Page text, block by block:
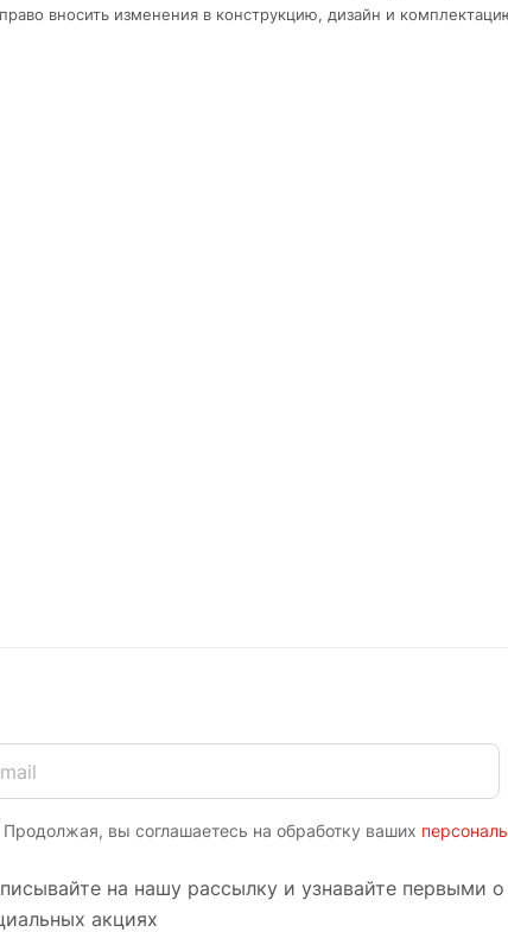
вносить изменения в конструкцию, дизайн и
Продолжая, вы соглашаетесь на обработку ваших
на нашу рассылку и узнавайте первыми о
акциях